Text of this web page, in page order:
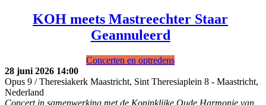
KOH meets Mastreechter Staar
Geannuleerd
Concerten en optredens
28 juni 2026 14:00
Opus 9 / Theresiakerk Maastricht, Sint Theresiaplein 8 - Maastricht,
Nederland
Concert in samenwerking met de Koninklijke Oude Harmonie van